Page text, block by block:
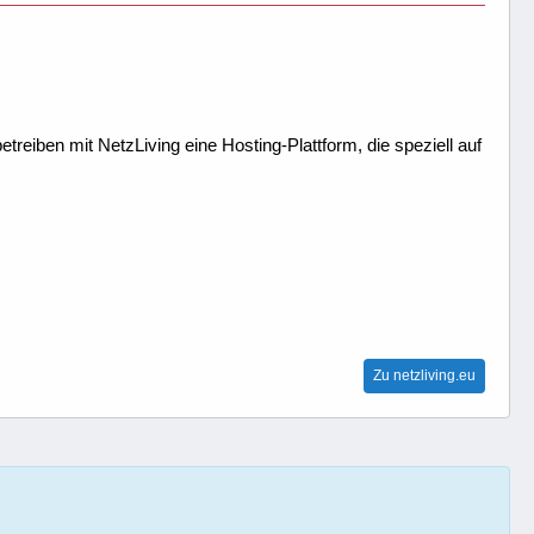
mit NetzLiving eine Hosting-Plattform, die speziell auf
Zu netzliving.eu